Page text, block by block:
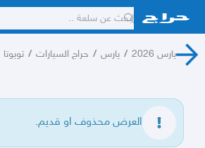
يارس 2026 / يارس / حراج السيارات / تويوتا
العرض محذوف او قديم.